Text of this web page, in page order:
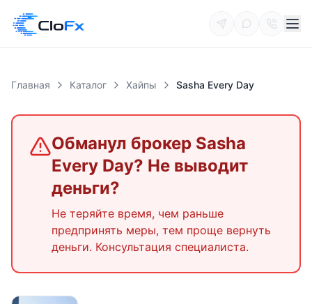
Главная Каталог Хайпы Sasha Every Day
Обманул брокер Sasha
Every Day? Не выводит
деньги?
Не теряйте время, чем раньше
предпринять меры, тем проще вернуть
деньги. Консультация специалиста.